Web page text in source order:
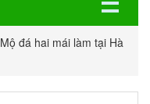
Mộ đá hai mái làm tại Hà